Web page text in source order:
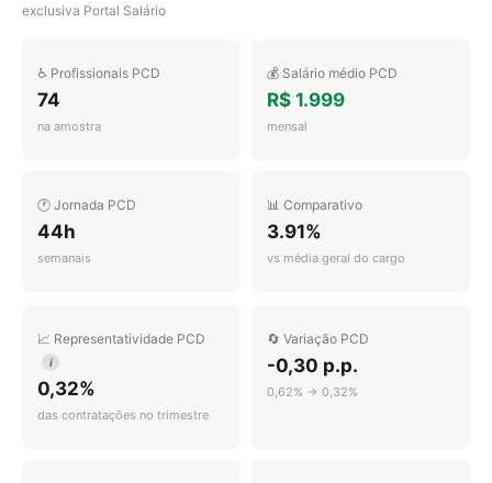
exclusiva Portal Salário
♿ Profissionais PCD
74
na amostra
💰 Salário médio PCD
R$ 1.999
mensal
🕐 Jornada PCD
44h
semanais
📊 Comparativo
3.91%
vs média geral do cargo
📈 Representatividade PCD
i
0,32%
das contratações no trimestre
🔄 Variação PCD
-0,30 p.p.
0,62% → 0,32%